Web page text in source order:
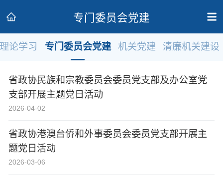
专门委员会党建
政协党建 政协工作 会议活动
委员履职
党派团体
理论学习 专门委员会党建 机关党建 清廉机关建设
省政协民族和宗教委员会委员党支部及办公室党
支部开展主题党日活动
2026-04-02
省政协港澳台侨和外事委员会委员党支部开展主
题党日活动
2026-03-06